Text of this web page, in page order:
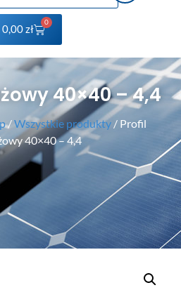
0,00zł
0
40×40 – 4,4
/Wszystkie produkty/ Profil
40×40 – 4,4